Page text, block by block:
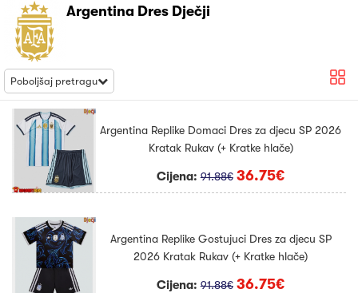
Argentina Dres Dječji
Poboljšaj pretragu
Argentina Replike Domaci Dres za djecu SP 2026
Kratak Rukav (+ Kratke hlače)
Cijena:91.88€ 36.75€
Argentina Replike Gostujuci Dres za djecu SP
2026 Kratak Rukav (+ Kratke hlače)
Cijena:91.88€ 36.75€